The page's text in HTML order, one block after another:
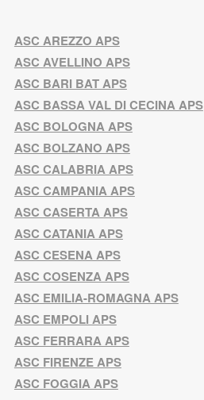
ASC AREZZO APS
ASC AVELLINO APS
ASC BARI BAT APS
ASC BASSA VAL DI CECINA APS
ASC BOLOGNA APS
ASC BOLZANO APS
ASC CALABRIA APS
ASC CAMPANIA APS
ASC CASERTA APS
ASC CATANIA APS
ASC CESENA APS
ASC COSENZA APS
ASC EMILIA-ROMAGNA APS
ASC EMPOLI APS
ASC FERRARA APS
ASC FIRENZE APS
ASC FOGGIA APS